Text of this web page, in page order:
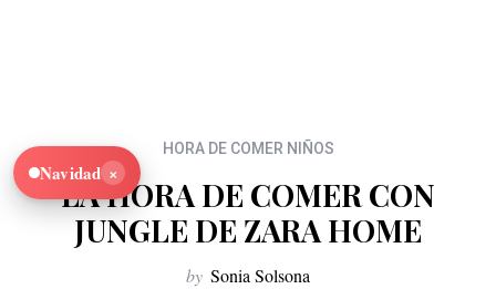
HORA DE COMER NIÑOS
LA HORA DE COMER CON
JUNGLE DE ZARA HOME
by Sonia Solsona
Navidad ×